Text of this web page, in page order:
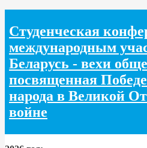
Студенческая
международным
Беларусь - вехи
посвященная Победе
народа в Великой
войне